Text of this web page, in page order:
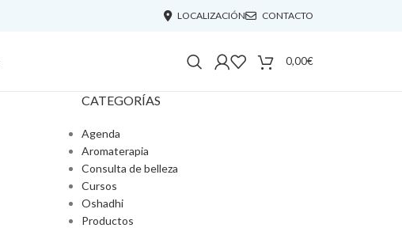
LOCALIZACIÓN CONTACTO
0,00€
CATEGORÍAS
Agenda
Aromaterapia
Consulta de belleza
Cursos
Oshadhi
Productos